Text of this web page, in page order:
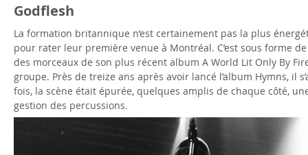
0
9
.
j
Godflesh
La formation britannique n’est certainement pas la plus
pour rater leur première venue à Montréal. C’est sous forme
des morceaux de son plus récent album A World Lit Only By
groupe. Près de treize ans après avoir lancé l’album Hymns, il
fois, la scène était épurée, quelques amplis de chaque côté,
gestion des percussions.